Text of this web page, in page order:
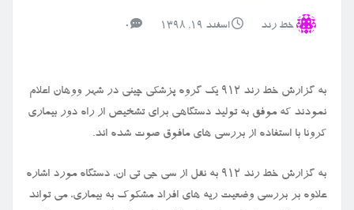
خط رند اسفند ۱۹, ۱۳۹۸ 0
به گزارش خط رند ۹۱۲ یک گروه پزشکی چینی در شهر ووهان اعلام
نمودند که موفق به تولید دستگاهی برای تشخیص از راه دور بیماری
کرونا با استفاده از بررسی های مافوق صوت شده اند.
به گزارش خط رند ۹۱۲ به نقل از سی جی تی ان، دستگاه مورد اشاره
علاوه بر بررسی وضعیت ریه های افراد مشکوک به بیماری، می تواند